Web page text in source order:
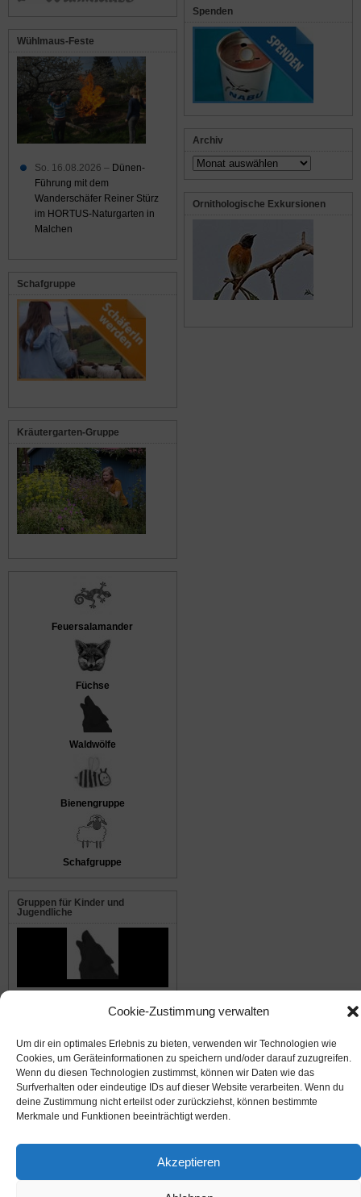
Cookie-Zustimmung verwalten
Um dir ein optimales Erlebnis zu bieten, verwenden wir Technologien wie
Cookies, um Geräteinformationen zu speichern und/oder darauf zuzugreifen.
Wenn du diesen Technologien zustimmst, können wir Daten wie das
Surfverhalten oder eindeutige IDs auf dieser Website verarbeiten. Wenn du
deine Zustimmung nicht erteilst oder zurückziehst, können bestimmte
Merkmale und Funktionen beeinträchtigt werden.
Akzeptieren
Spenden
Archiv
Archiv
Ornithologische Exkursionen
Wühlmaus-Feste
So. 16.08.2026 – Dünen-
Führung mit dem
Wanderschäfer Reiner Stürz
im HORTUS-Naturgarten in
Malchen
Schafgruppe
Kräutergarten-Gruppe
Feuersalamander
Füchse
Waldwölfe
Bienengruppe
Schafgruppe
Gruppen für Kinder und
Jugendliche
NABU Seeheim Datenschutz |Kontakt
Suffusion theme by Sayontan Sinha